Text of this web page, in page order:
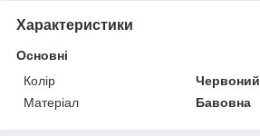
Характеристики
Основні
Колір
Червоний
Матеріал
Бавовна